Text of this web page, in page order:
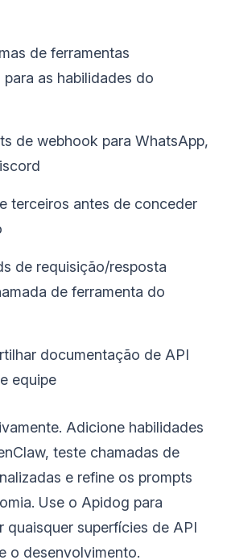
de ferramentas
para as habilidades do
de webhook para WhatsApp,
terceiros antes de conceder
de requisição/resposta
de ferramenta do
documentação de API
equipe
Adicione habilidades
teste chamadas de
e refine os prompts
Use o Apidog para
quaisquer superfícies de API
o desenvolvimento.